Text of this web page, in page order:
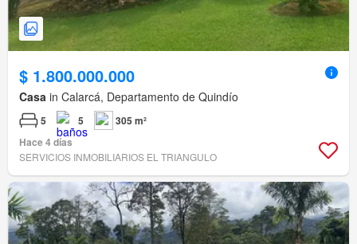
$ 1.800.000.000
Casa in Calarcá, Departamento de Quindío
5 5
305 m²
Hace 4 días
SERVICIOS INMOBILIARIOS EL TRIANGULO